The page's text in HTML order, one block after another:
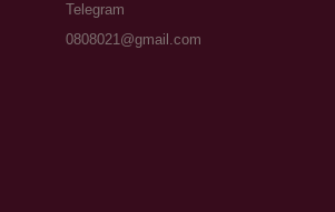
Telegram
0808021@gmail.com